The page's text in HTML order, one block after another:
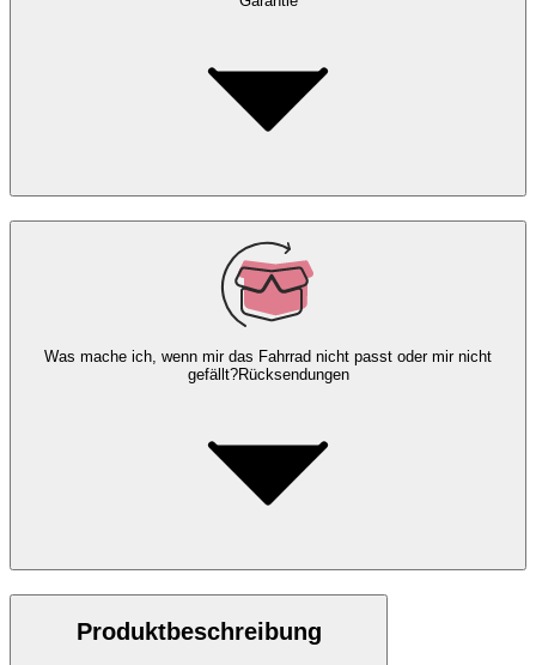
Was mache ich, wenn mir das Fahrrad nicht passt oder mir nicht
gefällt?Rücksendungen
Produktbeschreibung